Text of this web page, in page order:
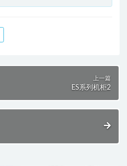
上一篇
ES系列机柜2